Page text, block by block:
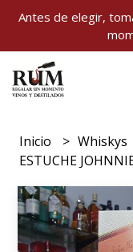
Antes de elegir,
Inicio
Whiskys
ESTUCHE